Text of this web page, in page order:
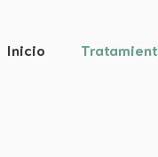
Inicio